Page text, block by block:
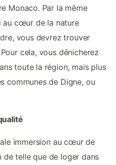
Monaco. Par la même
au cœur de la nature
vous devrez trouver
cela, vous dénicherez
toute la région, mais plus
communes de Digne, ou
immersion au cœur de
telle que de loger dans